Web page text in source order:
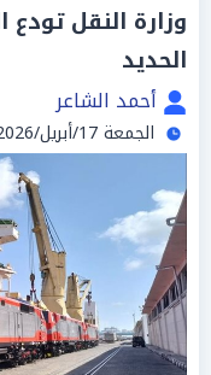
وزارة النقل
الحديد
أحمد الشاعر
الجمعة 17/أبريل/2026 - 10:40 م